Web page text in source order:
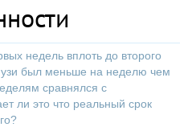
недель вплоть до второго
узи был меньше на неделю чем
сравнялся с
ли это что реальный срок